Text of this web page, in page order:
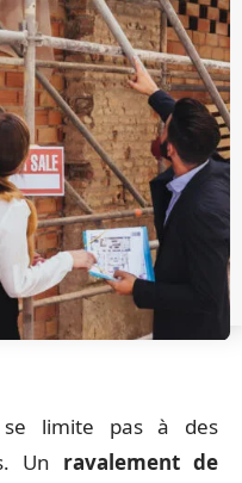
limite pas à des
Un ravalement de